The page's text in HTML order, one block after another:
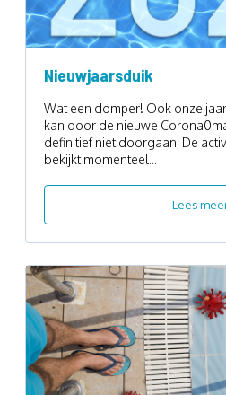
Nieuwjaarsduik
Wat een domper! Ook onze
kan door de nieuwe
definitief niet doorgaan. De
bekijkt momenteel...
Lees